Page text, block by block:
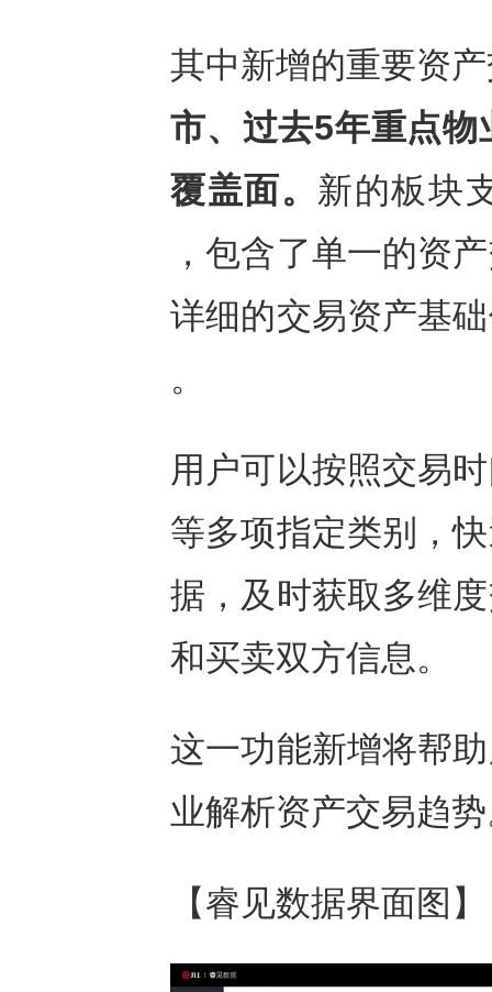
其中新增的重要资
市、过去5年重点物
覆盖面。 新的板块
，包含了单一的资
详细的交易资产基
。
用户可以按照交易
等多项指定类别，
据，及时获取多维
和买卖双方信息。
这一功能新增将帮
业解析资产交易趋
【睿见数据界面图】